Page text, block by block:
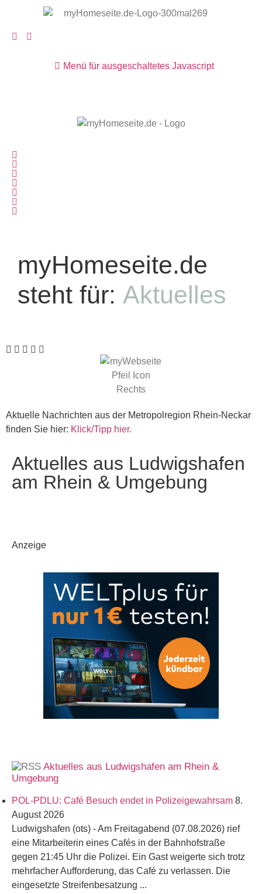
Menü für ausgeschaltetes Javascript
myHomeseite.de
steht für: Aktuelles
Aktuelle Nachrichten aus der Metropolregion Rhein-Neckar
finden Sie hier: Klick/Tipp hier.
Aktuelles aus Ludwigshafen
am Rhein & Umgebung
Anzeige
Aktuelles aus Ludwigshafen am Rhein &
Umgebung
POL-PDLU: Café Besuch endet in Polizeigewahrsam 8.
August 2026
Ludwigshafen (ots) - Am Freitagabend (07.08.2026) rief
eine Mitarbeiterin eines Cafés in der Bahnhofstraße
gegen 21:45 Uhr die Polizei. Ein Gast weigerte sich trotz
mehrfacher Aufforderung, das Café zu verlassen. Die
eingesetzte Streifenbesatzung ...